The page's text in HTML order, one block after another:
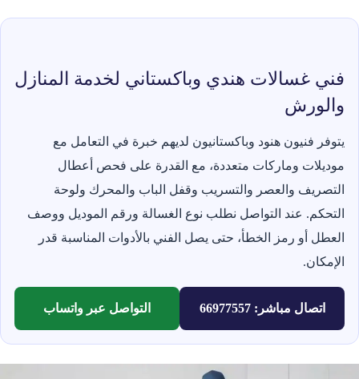
فني غسالات هندي وباكستاني لخدمة المنازل
والورش
يتوفر فنيون هنود وباكستانيون لديهم خبرة في التعامل مع
موديلات وماركات متعددة، مع القدرة على فحص أعطال
التصريف والعصر والتسريب وقفل الباب والمحرك ولوحة
التحكم. عند التواصل نطلب نوع الغسالة ورقم الموديل ووصف
العطل أو رمز الخطأ، حتى يصل الفني بالأدوات المناسبة قدر
الإمكان.
اتصال مباشر: 66977557 التواصل عبر واتساب